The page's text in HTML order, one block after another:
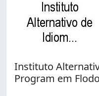
Instituto
Program em